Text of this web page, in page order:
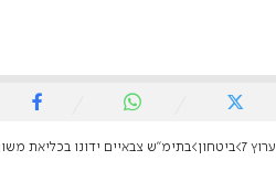
ערוץ 7 ביטחון בתימ"ש צבאיים ידונו בכליאת